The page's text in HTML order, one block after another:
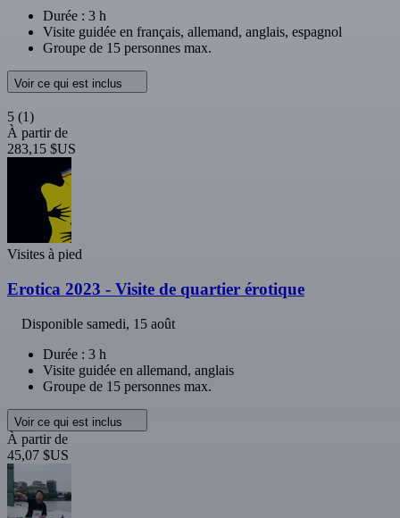
Durée : 3 h
Visite guidée en français, allemand, anglais, espagnol
Groupe de 15 personnes max.
Voir ce qui est inclus
5 (1)
À partir de
283,15 $US
Visites à pied
Erotica 2023 - Visite de quartier érotique
Disponible samedi, 15 août
Durée : 3 h
Visite guidée en allemand, anglais
Groupe de 15 personnes max.
Voir ce qui est inclus
À partir de
45,07 $US